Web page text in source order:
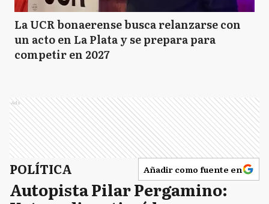
La UCR bonaerense busca relanzarse con
un acto en La Plata y se prepara para
competir en 2027
Ads
POLÍTICA Añadir como fuente en
Autopista Pilar Pergamino: